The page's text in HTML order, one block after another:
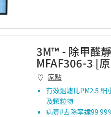
3M™ - 除甲醛
MFAF306-3 [
家點
有效過濾比PM2.5 細
及顆粒物
病毒#去除率達99.99